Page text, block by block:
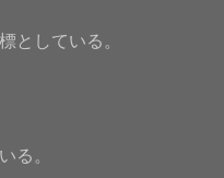
としている。
る。